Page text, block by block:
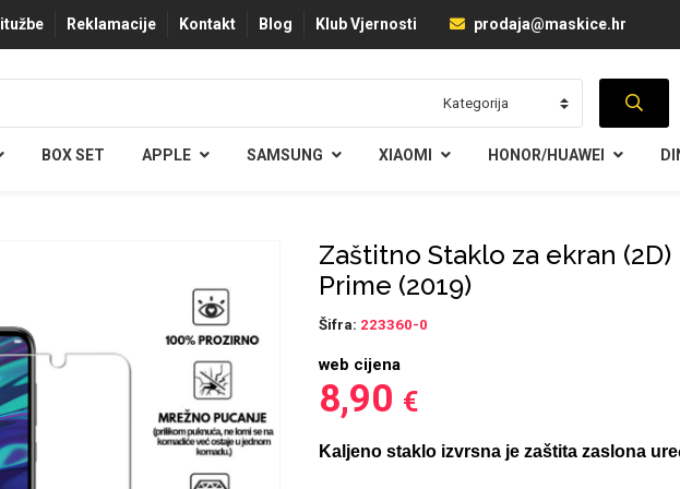
Reklamacije Kontakt Blog Klub Vjernosti prodaja@maskice.hr
BOX SET APPLE SAMSUNG XIAOMI HONOR/HUAWEI
Zaštitno Staklo za ekran
Prime (2019)
Šifra: 223360-0
web cijena
8,90 €
Kaljeno staklo izvrsna je zaštita zaslona